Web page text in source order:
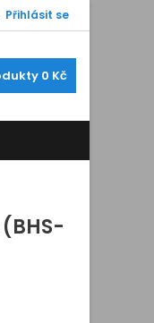
Přihlásit se
0 Kč